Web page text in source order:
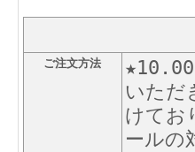
ご注文方法
いただ
けてお
ールの